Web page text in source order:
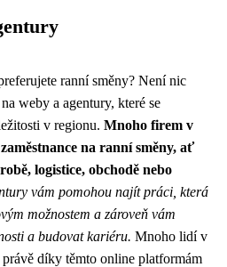
ranní směny? Není nic
weby a agentury, které se
v regionu. Mnoho firem v
na ranní směny, ať
logistice, obchodě nebo
vám pomohou najít práci, která
možnostem a zároveň vám
a budovat kariéru. Mnoho lidí v
díky těmto online platformám